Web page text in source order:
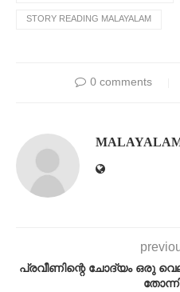
STORY READING MALAYALAM
0 comments
പ്രവീണിന്റെ ചോദ്യം ഒരു